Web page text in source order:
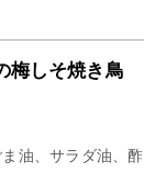
梅しそ焼き鳥
油、サラダ油、酢